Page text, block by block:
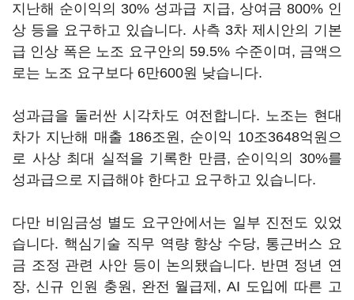
지난해 순이익의 30% 성과급 지급, 상여금 800% 인
상 등을 요구하고 있습니다. 사측 3차 제시안의 기본
급 인상 폭은 노조 요구안의 59.5% 수준이며, 금액으
로는 노조 요구보다 6만600원 낮습니다.
성과급을 둘러싼 시각차도 여전합니다. 노조는 현대
차가 지난해 매출 186조원, 순이익 10조3648억원으
로 사상 최대 실적을 기록한 만큼, 순이익의 30%를
성과급으로 지급해야 한다고 요구하고 있습니다.
다만 비임금성 별도 요구안에서는 일부 진전도 있었
습니다. 핵심기술 직무 역량 향상 수당, 통근버스 요
금 조정 관련 사안 등이 논의됐습니다. 반면 정년 연
장, 신규 인원 충원, 완전 월급제, AI 도입에 따른 고